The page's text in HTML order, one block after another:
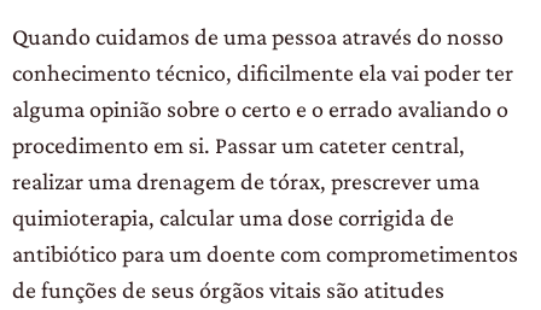
Quando cuidamos de uma pessoa através do nosso
conhecimento técnico, dificilmente ela vai poder ter
alguma opinião sobre o certo e o errado avaliando o
procedimento em si. Passar um cateter central,
realizar uma drenagem de tórax, prescrever uma
quimioterapia, calcular uma dose corrigida de
antibiótico para um doente com comprometimentos
de funções de seus órgãos vitais são atitudes